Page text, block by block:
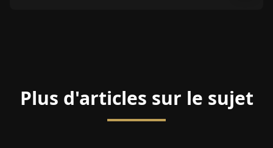
Plus d'articles sur le sujet